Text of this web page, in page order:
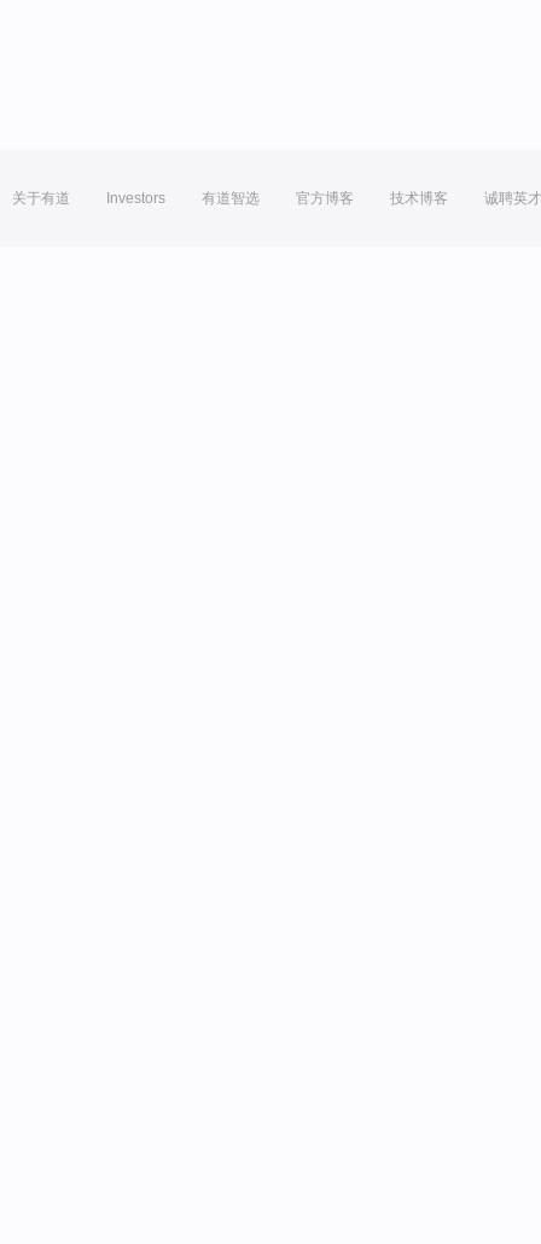
关于有道 Investors 有道智选 官方博客 技术博客 诚聘英才